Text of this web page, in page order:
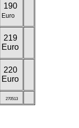
190
Euro
219
Euro
220
Euro
270513